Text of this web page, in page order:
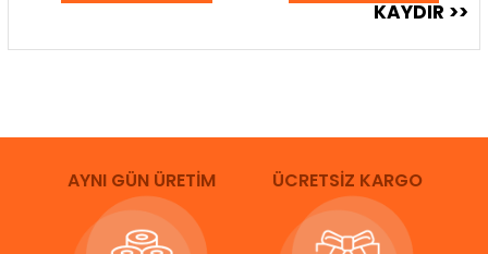
AYNI GÜN ÜRETİM ÜCRETSİZ KARGO